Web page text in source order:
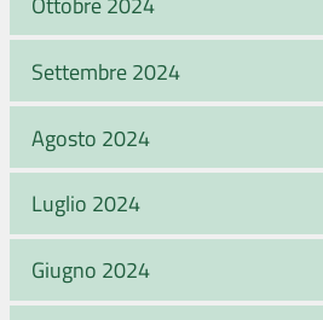
Settembre 2024
Agosto 2024
Luglio 2024
Giugno 2024